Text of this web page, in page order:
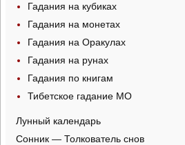
Гадания на кубиках
Гадания на монетах
Гадания на Оракулах
Гадания на рунах
Гадания по книгам
Тибетское гадание МО
Лунный календарь
Сонник — Толкователь снов